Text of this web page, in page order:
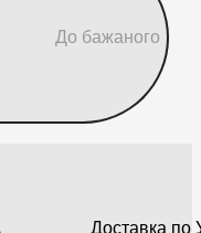
До бажаного
Доставка по